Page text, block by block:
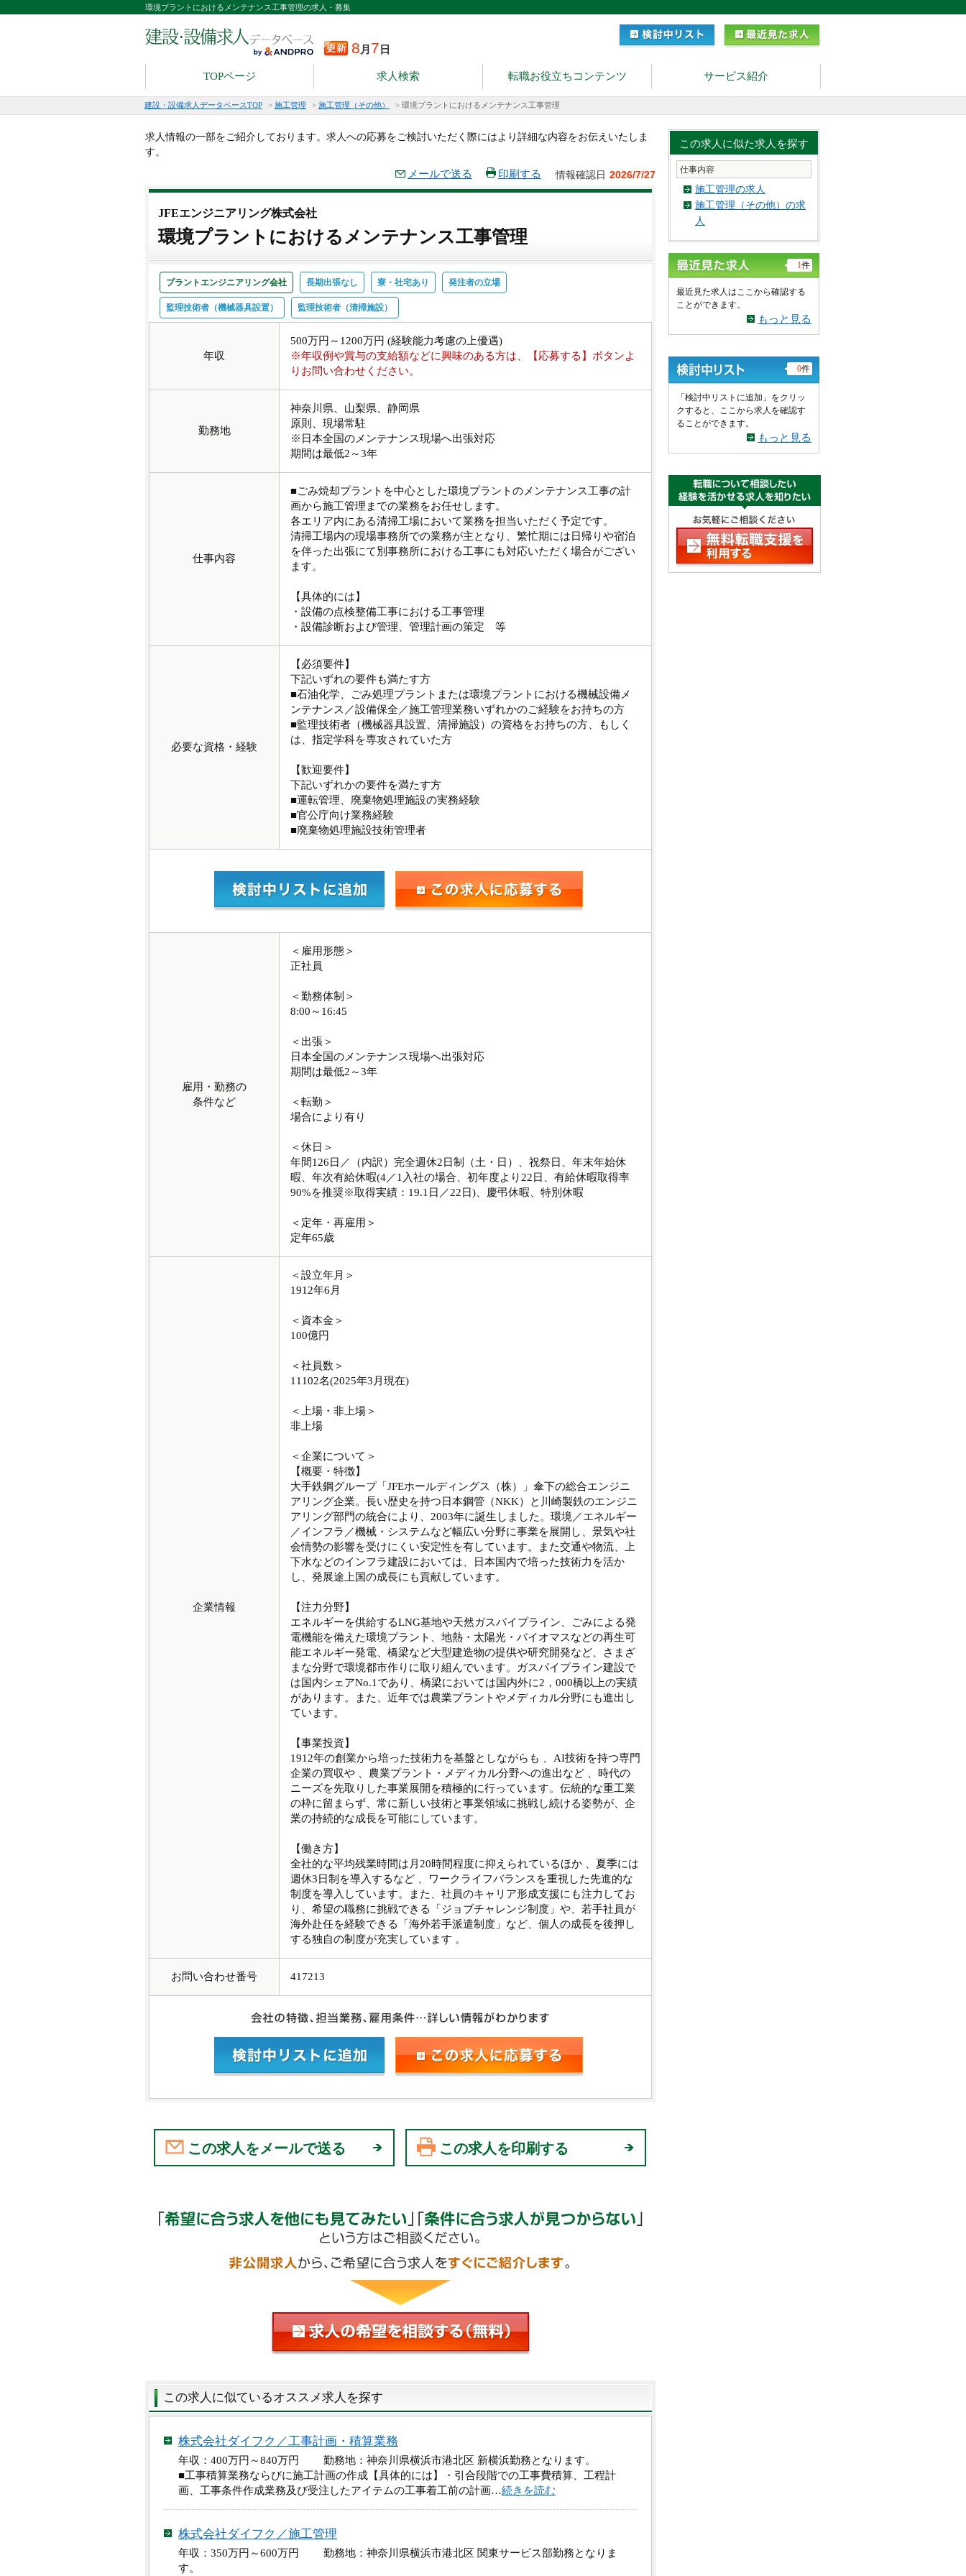
環境プラントにおけるメンテナンス工事管理の求人・募集
8 月 7 日
TOPページ 求人検索 転職お役立ちコンテンツ サービス紹介
建設・設備求人データベースTOP > 施工管理 > 施工管理（その他） > 環境プラントにおけるメンテナンス工事管理
求人情報の一部をご紹介しております。求人への応募をご検討いただく際にはより詳細な内容をお伝えいたしま
す。
情報確認日 2026/7/27
メールで送る 印刷する
JFEエンジニアリング株式会社
環境プラントにおけるメンテナンス工事管理
プラントエンジニアリング会社 長期出張なし 寮・社宅あり 発注者の立場
監理技術者（機械器具設置） 監理技術者（清掃施設）
年収
500万円～1200万円 (経験能力考慮の上優遇)
※年収例や賞与の支給額などに興味のある方は、【応募する】ボタンよ
りお問い合わせください。
勤務地
神奈川県、山梨県、静岡県
原則、現場常駐
※日本全国のメンテナンス現場へ出張対応
期間は最低2～3年
仕事内容
■ごみ焼却プラントを中心とした環境プラントのメンテナンス工事の計
画から施工管理までの業務をお任せします。
各エリア内にある清掃工場において業務を担当いただく予定です。
清掃工場内の現場事務所での業務が主となり、繁忙期には日帰りや宿泊
を伴った出張にて別事務所における工事にも対応いただく場合がござい
ます。
【具体的には】
・設備の点検整備工事における工事管理
・設備診断および管理、管理計画の策定 等
必要な資格・経験
【必須要件】
下記いずれの要件も満たす方
■石油化学、ごみ処理プラントまたは環境プラントにおける機械設備メ
ンテナンス／設備保全／施工管理業務いずれかのご経験をお持ちの方
■監理技術者（機械器具設置、清掃施設）の資格をお持ちの方、もしく
は、指定学科を専攻されていた方
【歓迎要件】
下記いずれかの要件を満たす方
■運転管理、廃棄物処理施設の実務経験
■官公庁向け業務経験
■廃棄物処理施設技術管理者
雇用・勤務の
条件など
＜雇用形態＞
正社員
＜勤務体制＞
8:00～16:45
＜出張＞
日本全国のメンテナンス現場へ出張対応
期間は最低2～3年
＜転勤＞
場合により有り
＜休日＞
年間126日／（内訳）完全週休2日制（土・日）、祝祭日、年末年始休
暇、年次有給休暇(4／1入社の場合、初年度より22日、有給休暇取得率
90%を推奨※取得実績：19.1日／22日)、慶弔休暇、特別休暇
＜定年・再雇用＞
定年65歳
企業情報
＜設立年月＞
1912年6月
＜資本金＞
100億円
＜社員数＞
11102名(2025年3月現在)
＜上場・非上場＞
非上場
＜企業について＞
【概要・特徴】
大手鉄鋼グループ「JFEホールディングス（株）」傘下の総合エンジニ
アリング企業。長い歴史を持つ日本鋼管（NKK）と川崎製鉄のエンジニ
アリング部門の統合により、2003年に誕生しました。環境／エネルギー
／インフラ／機械・システムなど幅広い分野に事業を展開し、景気や社
会情勢の影響を受けにくい安定性を有しています。また交通や物流、上
下水などのインフラ建設においては、日本国内で培った技術力を活か
し、発展途上国の成長にも貢献しています。
【注力分野】
エネルギーを供給するLNG基地や天然ガスパイプライン、ごみによる発
電機能を備えた環境プラント、地熱・太陽光・バイオマスなどの再生可
能エネルギー発電、橋梁など大型建造物の提供や研究開発など、さまざ
まな分野で環境都市作りに取り組んでいます。ガスパイプライン建設で
は国内シェアNo.1であり、橋梁においては国内外に2，000橋以上の実績
があります。また、近年では農業プラントやメディカル分野にも進出し
ています。
【事業投資】
1912年の創業から培った技術力を基盤としながらも 、AI技術を持つ専門
企業の買収や 、農業プラント・メディカル分野への進出など 、時代の
ニーズを先取りした事業展開を積極的に行っています。伝統的な重工業
の枠に留まらず、常に新しい技術と事業領域に挑戦し続ける姿勢が、企
業の持続的な成長を可能にしています。
【働き方】
全社的な平均残業時間は月20時間程度に抑えられているほか 、夏季には
週休3日制を導入するなど 、ワークライフバランスを重視した先進的な
制度を導入しています。また、社員のキャリア形成支援にも注力してお
り、希望の職務に挑戦できる「ジョブチャレンジ制度」や、若手社員が
海外赴任を経験できる「海外若手派遣制度」など、個人の成長を後押し
する独自の制度が充実しています 。
お問い合わせ番号 417213
この求人をメールで送る この求人を印刷する
この求人に似ているオススメ求人を探す
株式会社ダイフク／工事計画・積算業務
年収：400万円～840万円 勤務地：神奈川県横浜市港北区 新横浜勤務となります。
■工事積算業務ならびに施工計画の作成【具体的には】・引合段階での工事費積算、工程計
画、工事条件作成業務及び受注したアイテムの工事着工前の計画…続きを読む
株式会社ダイフク／施工管理
年収：350万円～600万円 勤務地：神奈川県横浜市港北区 関東サービス部勤務となりま
す。
この求人に似た求人を探す
仕事内容
施工管理の求人
施工管理（その他）の求
人
1件
最近見た求人はここから確認する
ことができます。
もっと見る
0件
「検討中リストに追加」をクリッ
クすると、ここから求人を確認す
ることができます。
もっと見る